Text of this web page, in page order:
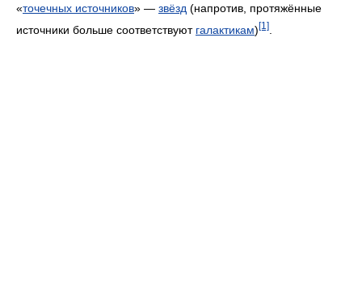
«точечных источников» — звёзд (напротив, протяжённые
источники больше соответствуют галактикам)[1]